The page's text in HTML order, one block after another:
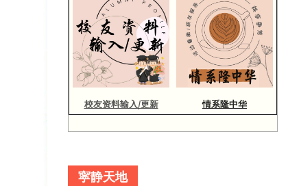
校友资料输入/更新 情系隆中华
寜静天地